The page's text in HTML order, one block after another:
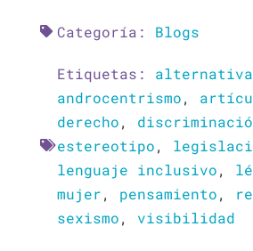
Categoría: Blogs
Etiquetas: alternativa
androcentrismo,
derecho,
estereotipo,
lenguaje inclusivo,
mujer, pensamiento,
sexismo, visibilidad